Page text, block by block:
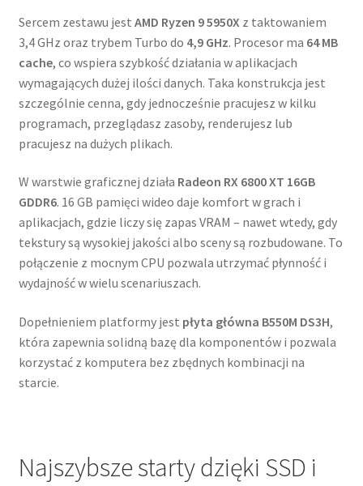
Sercem zestawu jest AMD Ryzen 9 5950X z taktowaniem
3,4 GHz oraz trybem Turbo do 4,9 GHz. Procesor ma 64 MB
cache, co wspiera szybkość działania w aplikacjach
wymagających dużej ilości danych. Taka konstrukcja jest
szczególnie cenna, gdy jednocześnie pracujesz w kilku
programach, przeglądasz zasoby, renderujesz lub
pracujesz na dużych plikach.
W warstwie graficznej działa Radeon RX 6800 XT 16GB
GDDR6. 16 GB pamięci wideo daje komfort w grach i
aplikacjach, gdzie liczy się zapas VRAM – nawet wtedy, gdy
tekstury są wysokiej jakości albo sceny są rozbudowane. To
połączenie z mocnym CPU pozwala utrzymać płynność i
wydajność w wielu scenariuszach.
Dopełnieniem platformy jest płyta główna B550M DS3H,
która zapewnia solidną bazę dla komponentów i pozwala
korzystać z komputera bez zbędnych kombinacji na
starcie.
Najszybsze starty dzięki SSD i